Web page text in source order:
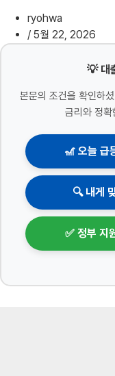
ryohwa
/ 5월 22, 2026
💡 대
본문의 조건을 확인하
금리와 정
🎢 오늘 급
🔍 내게
✅ 정부 지